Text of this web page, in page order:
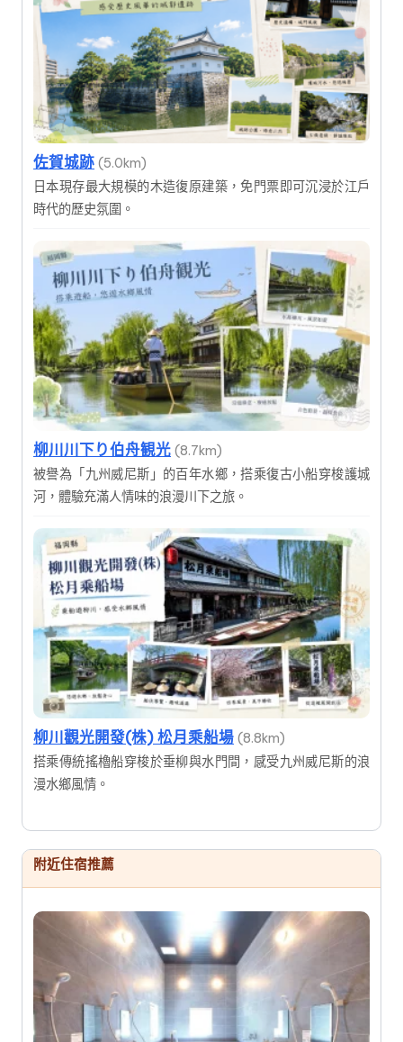
佐賀城跡 (5.0km)
日本現存最大規模的木造復原建築，免門票即可沉浸於江戶
時代的歷史氛圍。
柳川川下り伯舟観光 (8.7km)
被譽為「九州威尼斯」的百年水鄉，搭乘復古小船穿梭護城
河，體驗充滿人情味的浪漫川下之旅。
柳川觀光開發(株) 松月乘船場 (8.8km)
搭乘傳統搖櫓船穿梭於垂柳與水門間，感受九州威尼斯的浪
漫水鄉風情。
附近住宿推薦